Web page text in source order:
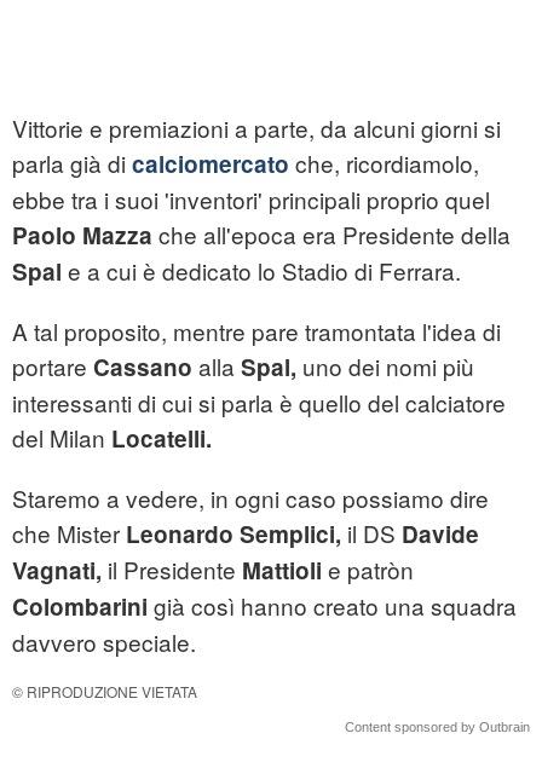
Vittorie e premiazioni a parte, da alcuni giorni si
parla già di calciomercato che, ricordiamolo,
ebbe tra i suoi 'inventori' principali proprio quel
Paolo Mazza che all'epoca era Presidente della
Spal e a cui è dedicato lo Stadio di Ferrara.
A tal proposito, mentre pare tramontata l'idea di
portare Cassano alla Spal, uno dei nomi più
interessanti di cui si parla è quello del calciatore
del Milan Locatelli.
Staremo a vedere, in ogni caso possiamo dire
che Mister Leonardo Semplici, il DS Davide
Vagnati, il Presidente Mattioli e patròn
Colombarini già così hanno creato una squadra
davvero speciale.
© RIPRODUZIONE VIETATA
Content sponsored by Outbrain